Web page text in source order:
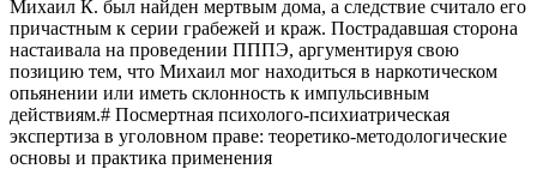
Михаил К. был найден мертвым дома, а следствие считало его
причастным к серии грабежей и краж. Пострадавшая сторона
настаивала на проведении ПППЭ, аргументируя свою
позицию тем, что Михаил мог находиться в наркотическом
опьянении или иметь склонность к импульсивным
действиям.# Посмертная психолого-психиатрическая
экспертиза в уголовном праве: теоретико-методологические
основы и практика применения